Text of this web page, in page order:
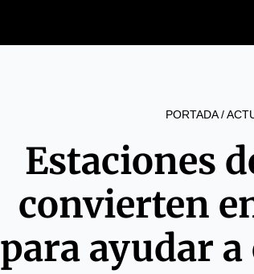
PORTADA/
Estaciones
convierten
para ayudar